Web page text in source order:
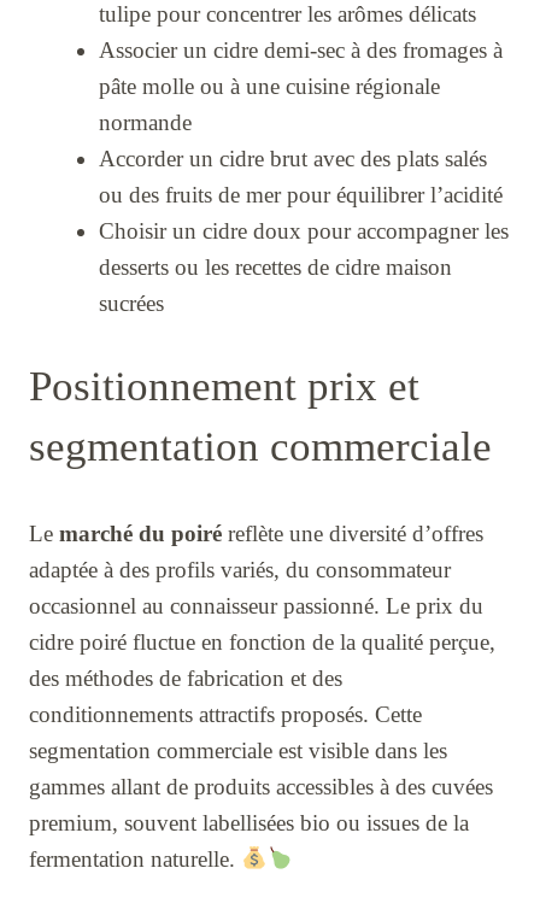
tulipe pour concentrer les arômes délicats
Associer un cidre demi-sec à des fromages à
pâte molle ou à une cuisine régionale
normande
Accorder un cidre brut avec des plats salés
ou des fruits de mer pour équilibrer l’acidité
Choisir un cidre doux pour accompagner les
desserts ou les recettes de cidre maison
sucrées
Positionnement prix et
segmentation commerciale
Le marché du poiré reflète une diversité d’offres
adaptée à des profils variés, du consommateur
occasionnel au connaisseur passionné. Le prix du
cidre poiré fluctue en fonction de la qualité perçue,
des méthodes de fabrication et des
conditionnements attractifs proposés. Cette
segmentation commerciale est visible dans les
gammes allant de produits accessibles à des cuvées
premium, souvent labellisées bio ou issues de la
fermentation naturelle.